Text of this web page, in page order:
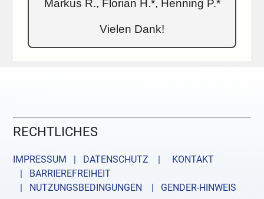
Markus R., Florian H.*, Henning P.*
Vielen Dank!
RECHTLICHES
IMPRESSUM | DATENSCHUTZ |
KONTAKT
| BARRIEREFREIHEIT
| NUTZUNGSBEDINGUNGEN
| GENDER-HINWEIS